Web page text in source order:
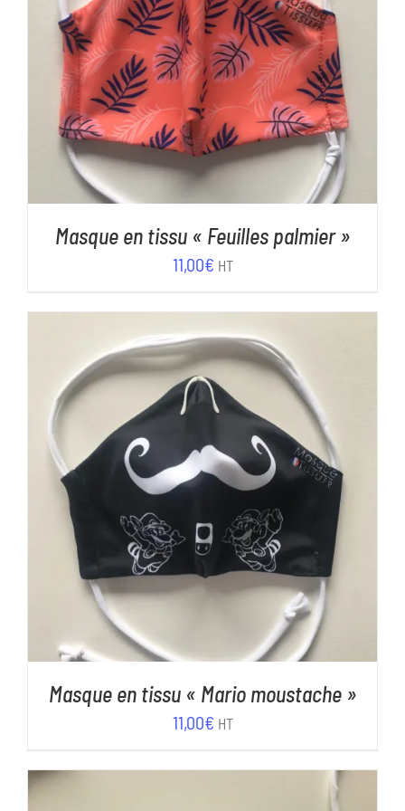
AJOUTER AU PANIER / DÉTAILS
Masque en tissu « Feuilles palmier »
11,00€ HT
AJOUTER AU PANIER / DÉTAILS
Masque en tissu « Mario moustache »
11,00€ HT